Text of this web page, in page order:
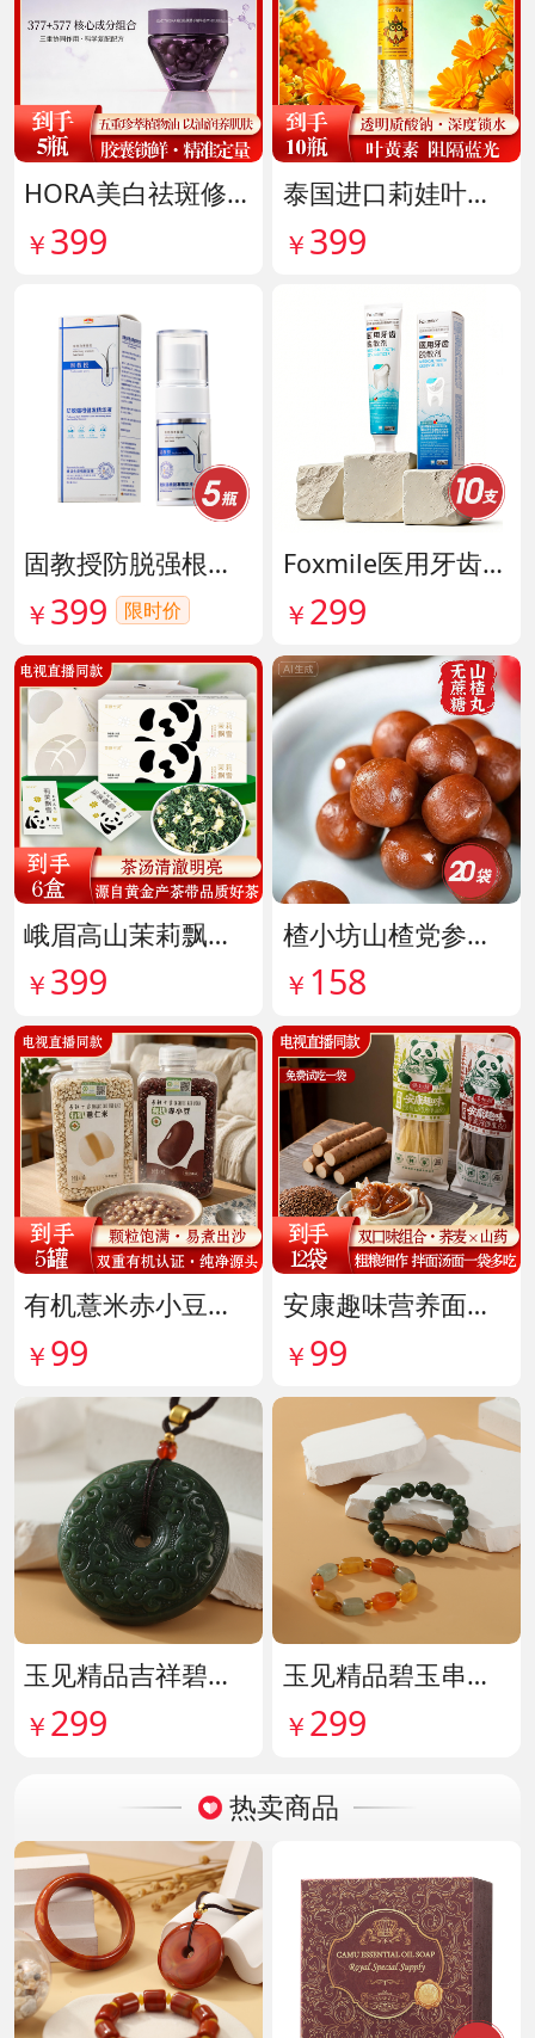
HORA美白祛斑修护精华油 货号141999
￥ 399
泰国进口莉娃叶黄素精华护眼液 货号142036
￥ 399
固教授防脱强根健发精华液 货号141187
￥ 399 限时价
Foxmile医用牙齿脱敏剂 货号141702
￥ 299
峨眉高山茉莉飘雪铂金熊猫礼盒限量版 货号141997
￥ 399
楂小坊山楂党参黄芪丸 货号142033
￥ 158
有机薏米赤小豆爆杀组 货号142099
￥ 99
安康趣味营养面皮超值组 货号142087
￥ 99
玉见精品吉祥碧玉吊牌 货号142114
￥ 299
玉见精品碧玉串珠手串 货号142115
￥ 299
热卖商品